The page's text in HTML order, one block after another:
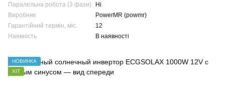
Паралельна робота (3 фази)
Ні
Виробник
PowerMR (powmr)
Гарантійний термін, міс.
12
Наявність
В наявності
НОВИНКА
ХІТ